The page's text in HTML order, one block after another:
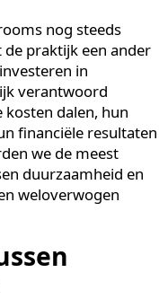
nog steeds
de praktijk een
investeren in
verantwoord
kosten dalen, hun
financiële
we de meest
duurzaamheid
weloverwogen